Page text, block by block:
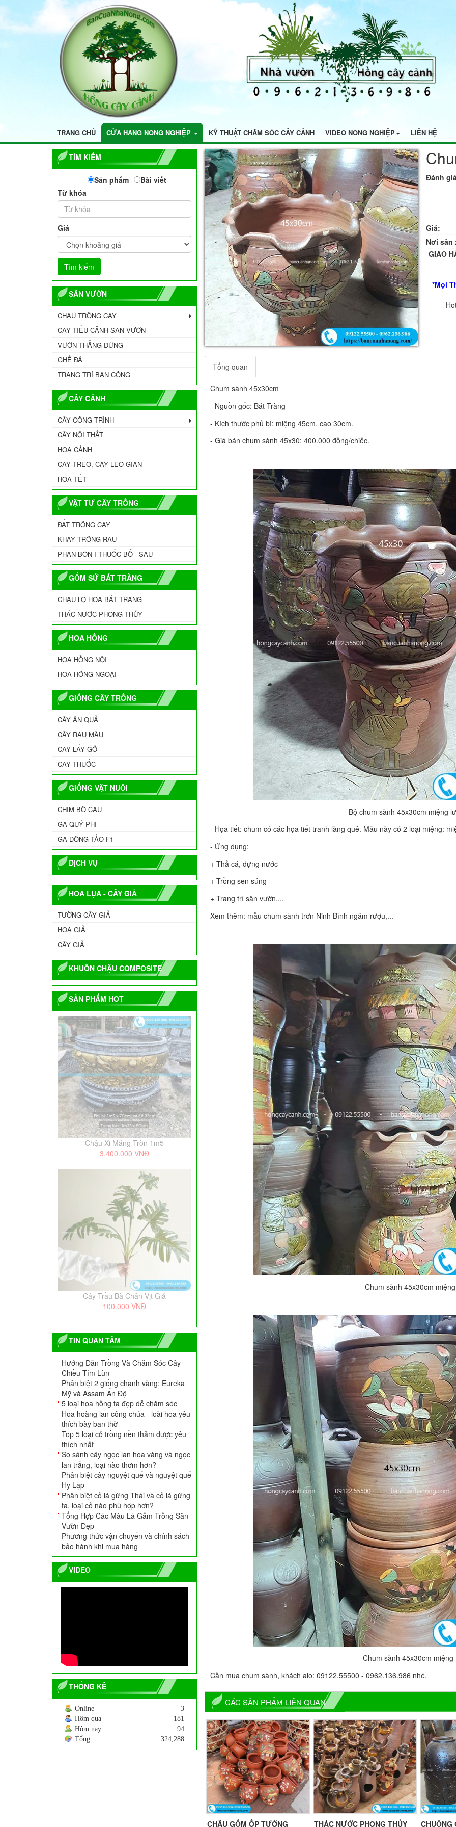
TRANG CHỦ CỬA HÀNG NÔNG NGHIỆP KỸ THUẬT CHĂM SÓC CÂY CẢNH VIDEO NÔNG NGHIỆP LIÊN HỆ
TÌM KIẾM
Sản phẩm
Bài viết
Từ khóa
Giá
SÂN VƯỜN
CHẬU TRỒNG CÂY
CÂY TIỂU CẢNH SÂN VƯỜN
VƯỜN THẲNG ĐỨNG
GHẾ ĐÁ
TRANG TRÍ BAN CÔNG
CÂY CẢNH
CÂY CÔNG TRÌNH
CÂY NỘI THẤT
HOA CẢNH
CÂY TREO, CÂY LEO GIÀN
HOA TẾT
VẬT TƯ CÂY TRỒNG
ĐẤT TRỒNG CÂY
KHAY TRỒNG RAU
PHÂN BÓN I THUỐC BỔ - SÂU
GỐM SỨ BÁT TRÀNG
CHẬU LỌ HOA BÁT TRÀNG
THÁC NƯỚC PHONG THỦY
HOA HỒNG
HOA HỒNG NỘI
HOA HỒNG NGOẠI
GIỐNG CÂY TRỒNG
CÂY ĂN QUẢ
CÂY RAU MÀU
CÂY LẤY GỖ
CÂY THUỐC
GIỐNG VẬT NUÔI
CHIM BỒ CÂU
GÀ QUÝ PHI
GÀ ĐÔNG TẢO F1
DỊCH VỤ
HOA LỤA - CÂY GIẢ
TƯỜNG CÂY GIẢ
HOA GIẢ
CÂY GIẢ
KHUÔN CHẬU COMPOSITE
SẢN PHẨM HOT
Chậu Xi Măng Tròn 1m5
3.400.000 VNĐ
Cây Trầu Bà Chân Vịt Giả
100.000 VNĐ
700.000VNĐ
TIN QUAN TÂM
Hướng Dẫn Trồng Và Chăm Sóc Cây
Chiều Tím Lùn
Phân biệt 2 giống chanh vàng: Eureka
Mỹ và Assam Ấn Độ
5 loại hoa hồng ta đẹp dễ chăm sóc
Hoa hoàng lan công chúa - loài hoa yêu
thích bày ban thờ
Top 5 loại cỏ trồng nền thảm được yêu
thích nhất
So sánh cây ngọc lan hoa vàng và ngọc
lan trắng, loại nào thơm hơn?
Phân biệt cây nguyệt quế và nguyệt quế
Hy Lạp
Phân biệt cỏ lá gừng Thái và cỏ lá gừng
ta, loại cỏ nào phù hợp hơn?
Tổng Hợp Các Màu Lá Gấm Trồng Sân
Vườn Đẹp
Phương thức vận chuyển và chính sách
bảo hành khi mua hàng
VIDEO
THỐNG KÊ
Online
3
Hôm qua
181
Hôm nay
94
Tổng
324,288
Đánh
Giá:
Nơi sản
GIAO
*Mọi
Tổng quan
Chum sành 45x30cm
- Nguồn gốc: Bát Tràng
- Kích thước phủ bì: miệng 45cm, cao 30cm.
- Giá bán chum sành 45x30: 400.000 đồng/chiếc.
Bộ chum sành 45x30cm miệng
- Họa tiết: chum có các họa tiết tranh làng quê. Mẫu này có 2 loại miệng:
- Ứng dụng:
+ Thả cá, đựng nước
+ Trồng sen súng
+ Trang trí sân vườn,...
Xem thêm: mẫu chum sành trơn Ninh Bình ngâm rượu,...
Chum sành 45x30cm
Chum sành 45x30cm miệng
Cần mua chum sành, khách alo: 09122.55500 - 0962.136.986 nhé.
CÁC SẢN PHẨM LIÊN QUAN
CHẬU GỐM ỐP TƯỜNG THÁC NƯỚC PHONG THỦY CHUÔNG